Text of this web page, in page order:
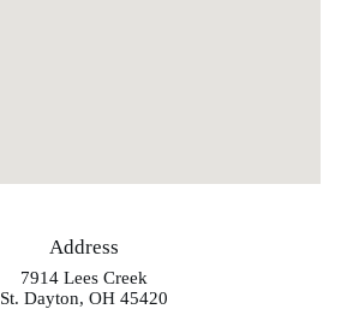
Address
7914 Lees Creek
St. Dayton, OH 45420